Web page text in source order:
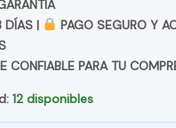
DÍAS |
PAGO SEGURO Y
CONFIABLE PARA TU
12 disponibles